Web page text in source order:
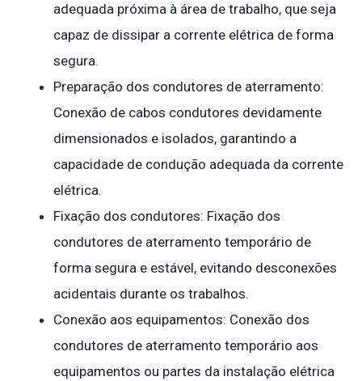
adequada próxima à área de trabalho, que seja
capaz de dissipar a corrente elétrica de forma
segura.
Preparação dos condutores de aterramento:
Conexão de cabos condutores devidamente
dimensionados e isolados, garantindo a
capacidade de condução adequada da corrente
elétrica.
Fixação dos condutores: Fixação dos
condutores de aterramento temporário de
forma segura e estável, evitando desconexões
acidentais durante os trabalhos.
Conexão aos equipamentos: Conexão dos
condutores de aterramento temporário aos
equipamentos ou partes da instalação elétrica